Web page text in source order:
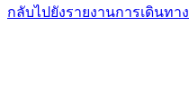
กลับไปยังรายงานการเดินทาง